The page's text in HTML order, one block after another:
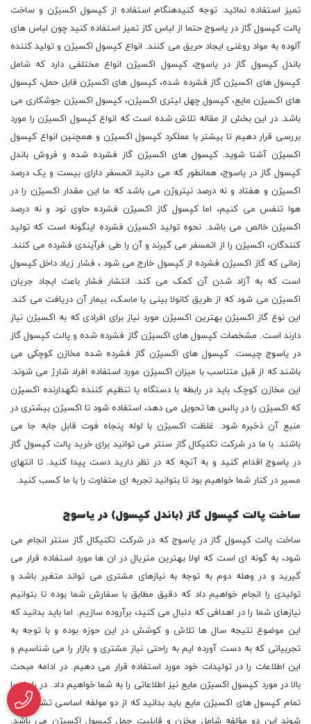
تمیز استفاده نمائید. توجه کنیدهنگام استفاده از کپسول اکسیژن و ساخت
پالت کپسول گاز در یاسوج حتما از لباس کاز تمیز استفاده کنید چون لباس های
آلوده به مواد روغنی ایجاد حریق می کنند. انواع کپسول اکسیژن و تولید کننده
باندل کپسول گاز در یاسوج، کپسول اکسیژن انواع مختلفی دارد که شامل
کپسول های اکسیژن گاز فشرده شده، کپسول های اکسیژن قابل حمل، کپسول
های اکسیژن مایع، کپسول چهل لیتری اکسیژن، کپسول اکسیژن جوشکاری می
باشد. در این بخش از مقاله تلاش شده است که انواع کپسول اکسیژن را مورد
بررسی قرار دهیم تا بیشتر با عملکرد کپسول اکسیژن و همچنین انواع کپسول
اکسیژن آشنا شوید. کپسول های اکسیژن گاز فشرده شده و فروش باندل
کپسول گاز در یاسوج، همانطور که می دانید اتمسفر دارای بیست و یک درصد
اکسیژن و هفتاد و نه درصد نیتروژن می باشد که ما این مقدار اکسیژن را در
هوا تنفس می کنیم، اما کپسول گاز اکسیژن فشرده حاوی نود و نه درصد
اکسیژن خالص می باشد. نحوه تولید اکسیژن فشرده اینگونه است که تولید
کنندگان، اکسیژن را از اتمسفر می گیرند و آن را طی فرآیندی فشرده می کنند.
زمانی که گاز اکسیژن فشرده از کپسول خارج می شود ، فشار زیاد داخل کپسول
است که به آزاد شدن آن کمک می کند. انتشار فشار باعث ایجاد جریان
اکسیژن می شود که از طریق کانولا بینی یا ماسک، بیمار آن دریافت می کند.
این نوع گاز اکسیژن بهترین اکسیژن مورد نیاز برای افرادی که به اکسیژن نیاز
دارند است. مشخصات کپسول های اکسیژن گاز فشرده شده و پالت کپسول گاز
در یاسوج چیست. کپسول های اکسیژن گاز فشرده شده مخازن کوچکی می
باشند که از قبل متناسب با میزان اکسیژن مورد استفاده افراد شارژ می شوند.
این مخازن کوچک باید در رابطه با دستگاه یا تنظیم کننده نگهدارنده اکسیژن
که اکسیژن را در پالس ها تحویل می دهد، استفاده شود تا اکسیژن بیشتری در
منبع آن ذخیره شود. غلظت اکسیژن با لوله پنجاه فوت قابل جابه جا می
باشند. با ما در شرکت تکنیکال گاز سنتر می توانید برای خرید پالت کپسول گاز
در یاسوج اقدام کنید و به آنچه که در نظر دارید دست پیدا کنید. تا انتهای
مسیر در کنار شما خواهیم بود تا بتوانید تجربه ای متفاوت را با ما کسب کنید.
ساخت پالت کپسول گاز (باندل کپسول) در یاسوج
ساخت پالت کپسول گاز در یاسوج که در شرکت تکنیکال گاز سنتر انجام می
شود، به گونه ای است که اولا بهترین متریال در ان ها مورد استفاده قرار می
گیرید و در وهله دوم به توجه به نیازهای مشتری می تواند متغیر باشد و
تولیدی را انجام خواهیم داد که دقیق مطابق با سفارش شما بوده تا بتوانیم
نیازهای شما را در اهدافی که دنبال می کنید، برآروده سازیم. اما باید بدانید که
این موضوع نتیجه سال ها تلاش و کوشش در این حوزه بوده و با توجه به
تجربیاتی که به دست آورده ایم به راحتی نیاز مشتری و بازار را می شناسیم و
این اطلاعات را در تولیدات خود مورد استفاده قرار می دهیم. در ادامه مبحث
بالا در مورد کپسول اکسیژن مایع نیز اطلاعاتی را به شما خواهیم داد. در رابطه با
تمام کپسول های اکسیژن مایع باید بدانید که از دو مولفه اساسی تشکیل می
شوند این دو مؤلفه شامل مخزن و قابلیت حمل کپسول اکسیژن می باشد.